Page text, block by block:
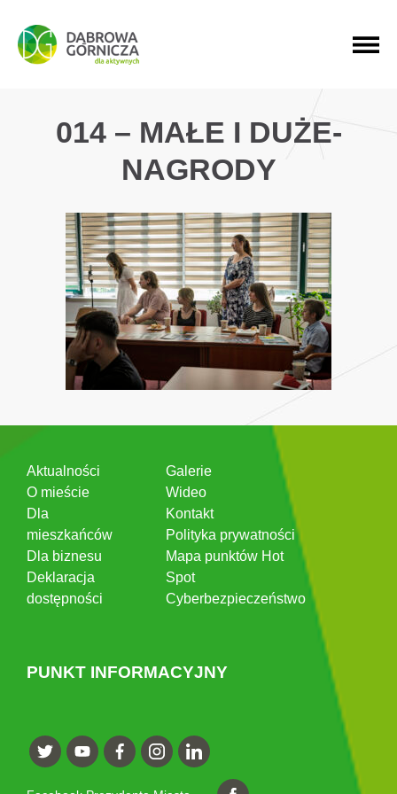
PRZEJDŹ DO MENU GŁÓWNEGO
PRZEJDŹ DO WYSZUKIWARKI
PRZEJDŹ DO TREŚCI
014 – MAŁE I DUŻE-
NAGRODY
Aktualności
O mieście
Dla
mieszkańców
Dla biznesu
Deklaracja
dostępności
Galerie
Wideo
Kontakt
Polityka prywatności
Mapa punktów Hot
Spot
Cyberbezpieczeństwo
PUNKT INFORMACYJNY